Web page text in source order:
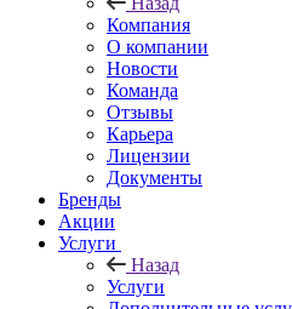
Компания
О компании
Новости
Команда
Отзывы
Карьера
Лицензии
Документы
Бренды
Акции
Услуги
Назад
Услуги